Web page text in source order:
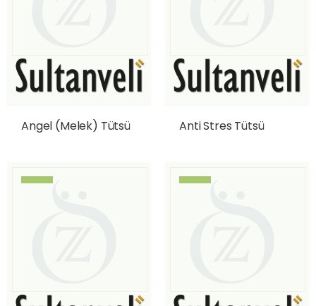
Angel (Melek) Tütsü Anti Stres Tütsü